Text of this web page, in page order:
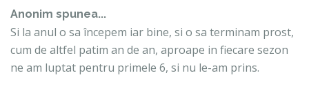
Anonim spunea...
Si la anul o sa începem iar bine, si o sa terminam prost,
cum de altfel patim an de an, aproape in fiecare sezon
ne am luptat pentru primele 6, si nu le-am prins.